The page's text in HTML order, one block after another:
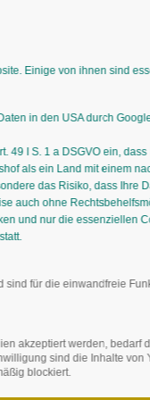
Einige von ihnen sind
in den USA durch
49 I S. 1 a DSGVO ein,
als ein Land mit einem
das Risiko, dass Ihre
auch ohne
und nur die essenziellen
für die einwandfreie
akzeptiert werden, bedarf
sind die Inhalte von
blockiert.